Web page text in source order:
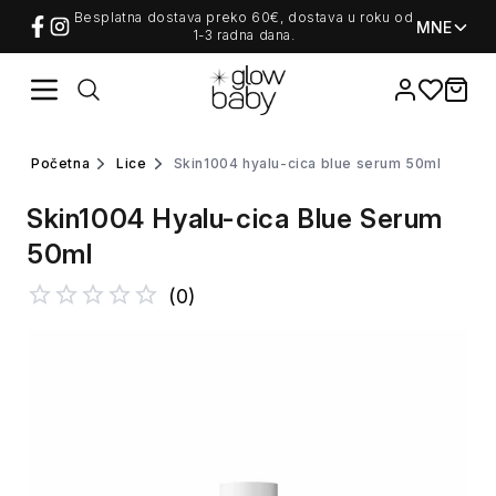
Besplatna dostava preko 60€, dostava u roku od
1-3 radna dana.
MNE
Favorites
items
početna lice skin1004 hyalu-cica blue serum 50ml
Skin1004 Hyalu-cica Blue Serum
50ml
(0)